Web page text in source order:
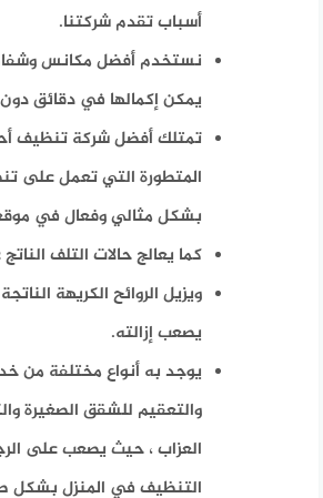
أسباب تقدم شركتنا.
نستخدم أفضل مكانس
يمكن إكمالها في دقائق
تمتلك أفضل شركة تنظيف
المتطورة التي تعمل على
بشكل مثالي وفعال في
كما يعالج حالات التلف
ويزيل الروائح الكريهة
يصعب إزالته.
يوجد به أنواع مختلفة من
والتعقيم للشقق الصغيرة
العزاب ، حيث يصعب على
التنظيف في المنزل بشكل